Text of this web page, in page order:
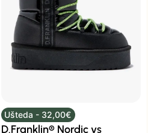
Ušteda - 32,00€
D.Franklin® Nordic vs